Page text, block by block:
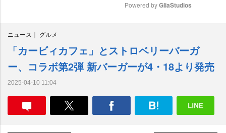
Powered by GliaStudios
ニュース グルメ
「カービィカフェ」とストロベリーバーガ
ー、コラボ第2弾 新バーガーが4・18より発売
2025-04-10 11:04